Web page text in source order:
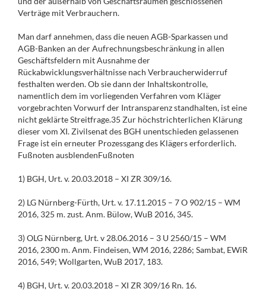
Verträge mit Verbrauchern.
Man darf annehmen, dass die neuen AGB-Sparkassen und
AGB-Banken an der Aufrechnungsbeschränkung in allen
Geschäftsfeldern mit Ausnahme der
Rückabwicklungsverhältnisse nach Verbraucherwiderruf
festhalten werden. Ob sie dann der Inhaltskontrolle,
namentlich dem im vorliegenden Verfahren vom Kläger
vorgebrachten Vorwurf der Intransparenz standhalten, ist eine
nicht geklärte Streitfrage.35 Zur höchstrichterlichen Klärung
dieser vom XI. Zivilsenat des BGH unentschieden gelassenen
Frage ist ein erneuter Prozessgang des Klägers erforderlich.
Fußnoten ausblendenFußnoten
1) BGH, Urt. v. 20.03.2018 – XI ZR 309/16.
2) LG Nürnberg-Fürth, Urt. v. 17.11.2015 – 7 O 902/15 – WM
2016, 325 m. zust. Anm. Bülow, WuB 2016, 345.
3) OLG Nürnberg, Urt. v 28.06.2016 – 3 U 2560/15 – WM
2016, 2300 m. Anm. Findeisen, WM 2016, 2286; Sambat, EWiR
2016, 549; Wollgarten, WuB 2017, 183.
4) BGH, Urt. v. 20.03.2018 – XI ZR 309/16 Rn. 16.